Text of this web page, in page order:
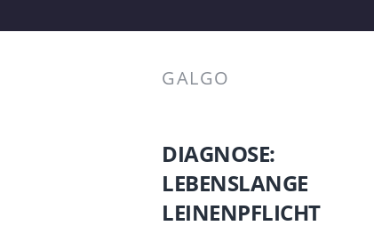
GALGO
DIAGNOSE:
LEBENSLANGE
LEINENPFLICHT